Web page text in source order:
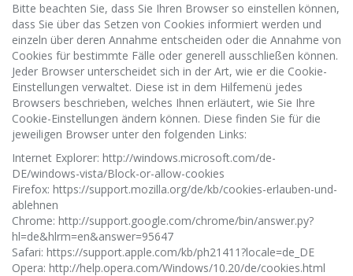
Bitte beachten Sie, dass Sie Ihren Browser so einstellen können,
dass Sie über das Setzen von Cookies informiert werden und
einzeln über deren Annahme entscheiden oder die Annahme von
Cookies für bestimmte Fälle oder generell ausschließen können.
Jeder Browser unterscheidet sich in der Art, wie er die Cookie-
Einstellungen verwaltet. Diese ist in dem Hilfemenü jedes
Browsers beschrieben, welches Ihnen erläutert, wie Sie Ihre
Cookie-Einstellungen ändern können. Diese finden Sie für die
jeweiligen Browser unter den folgenden Links:
Internet Explorer: http://windows.microsoft.com/de-
DE/windows-vista/Block-or-allow-cookies
Firefox: https://support.mozilla.org/de/kb/cookies-erlauben-und-
ablehnen
Chrome: http://support.google.com/chrome/bin/answer.py?
hl=de&hlrm=en&answer=95647
Safari: https://support.apple.com/kb/ph21411?locale=de_DE
Opera: http://help.opera.com/Windows/10.20/de/cookies.html